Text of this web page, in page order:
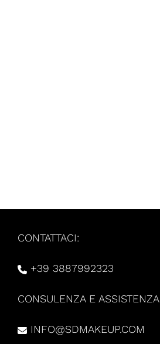
CONTATTACI:
+39 3887992323
CONSULENZA E ASSISTENZA
INFO@SDMAKEUP.COM